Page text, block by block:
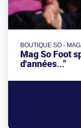
BOUTIQUE SO -
Mag So Foot
d'années..."